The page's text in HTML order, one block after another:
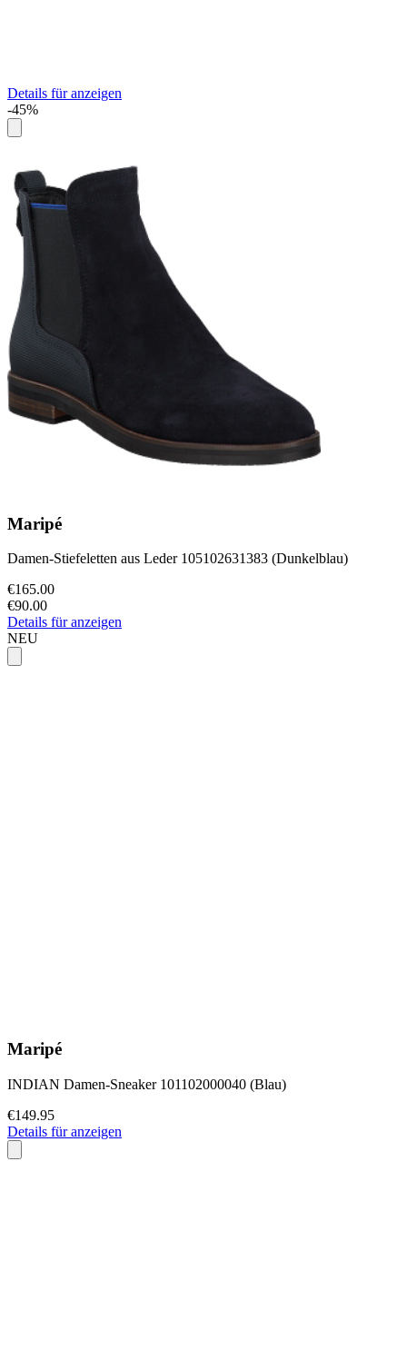
Details für anzeigen
-45%
Maripé
Damen-Stiefeletten aus Leder 105102631383 (Dunkelblau)
€165.00
€90.00
Details für anzeigen
NEU
Maripé
INDIAN Damen-Sneaker 101102000040 (Blau)
€149.95
Details für anzeigen